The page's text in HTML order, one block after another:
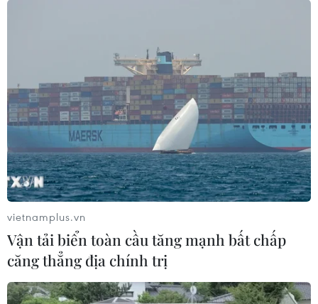
nhận "COVID kéo dài” vẫn thực sự là vấn đề lớn.
vietnamplus.vn
Vận tải biển toàn cầu tăng mạnh bất chấp
căng thẳng địa chính trị